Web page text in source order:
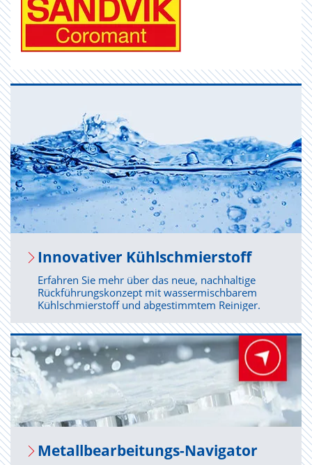
In­no­va­ti­ver Kühl­schmier­stoff
Erfahren Sie mehr über das neue, nachhaltige
Rückführungskonzept mit wassermischbarem
Kühlschmierstoff und abgestimmtem Reiniger.
Me­tall­be­ar­bei­tungs-Na­vi­ga­tor